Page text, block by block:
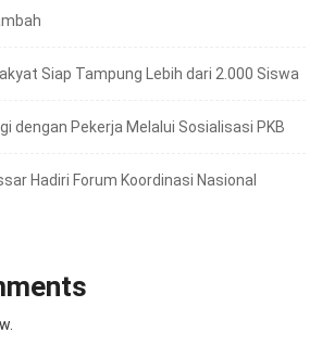
Siap Tampung Lebih dari 2.000 Siswa
dengan Pekerja Melalui Sosialisasi PKB
Hadiri Forum Koordinasi Nasional